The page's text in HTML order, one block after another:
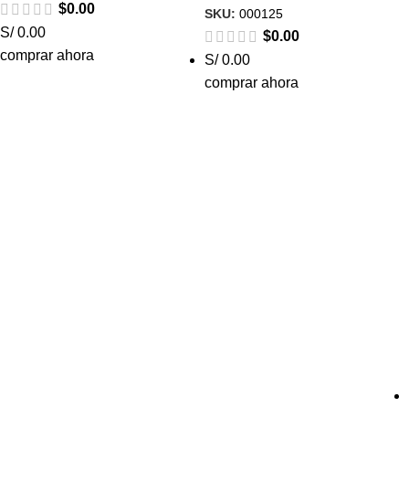
$0.00
S/ 0.00
comprar ahora
SKU: 000125
$0.00
S/ 0.00
comprar ahora